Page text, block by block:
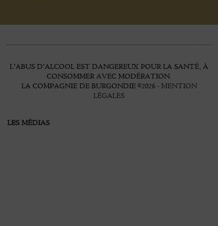
L'ABUS D'ALCOOL EST DANGEREUX POUR LA SANTÉ, À
CONSOMMER AVEC MODÉRATION.
LA COMPAGNIE DE BURGONDIE ©2026 - MENTION
LÉGALES
LES MÉDIAS